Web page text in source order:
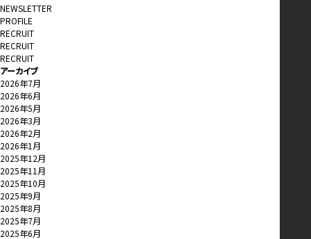
NEWSLETTER
PROFILE
RECRUIT
RECRUIT
RECRUIT
アーカイブ
2026年7月
2026年6月
2026年5月
2026年3月
2026年2月
2026年1月
2025年12月
2025年11月
2025年10月
2025年9月
2025年8月
2025年7月
2025年6月